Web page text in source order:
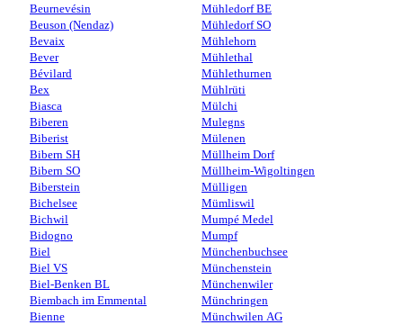
Beurnevésin
Beuson (Nendaz)
Bevaix
Bever
Bévilard
Bex
Biasca
Biberen
Biberist
Bibern SH
Bibern SO
Biberstein
Bichelsee
Bichwil
Bidogno
Biel
Biel VS
Biel-Benken BL
Biembach im Emmental
Bienne
Mühledorf BE
Mühledorf SO
Mühlehorn
Mühlethal
Mühlethurnen
Mühlrüti
Mülchi
Mulegns
Mülenen
Müllheim Dorf
Müllheim-Wigoltingen
Mülligen
Mümliswil
Mumpé Medel
Mumpf
Münchenbuchsee
Münchenstein
Münchenwiler
Münchringen
Münchwilen AG